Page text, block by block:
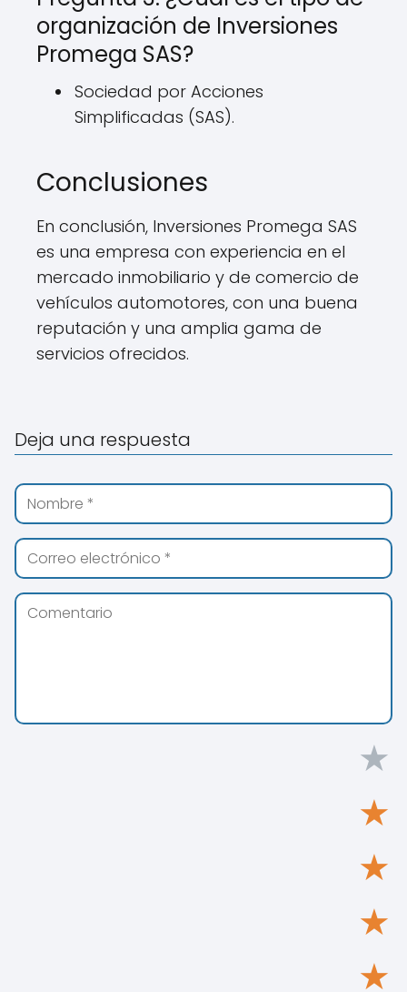
organización de Inversiones
Promega SAS?
Sociedad por Acciones
Simplificadas (SAS).
Conclusiones
En conclusión, Inversiones Promega SAS
es una empresa con experiencia en el
mercado inmobiliario y de comercio de
vehículos automotores, con una buena
reputación y una amplia gama de
servicios ofrecidos.
Deja una respuesta
★
★
★
★
★